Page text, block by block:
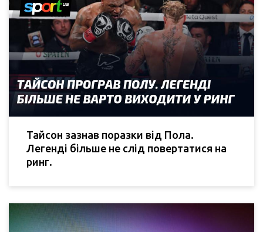
Тайсон зазнав поразки від Пола.
Легенді більше не слід повертатися на
ринг.